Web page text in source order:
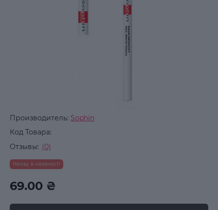
Производитель: Sophin
Код Товара:
Отзывы: (0)
Немає в наявності
69.00 ₴